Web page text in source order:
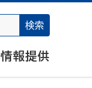
情報提供